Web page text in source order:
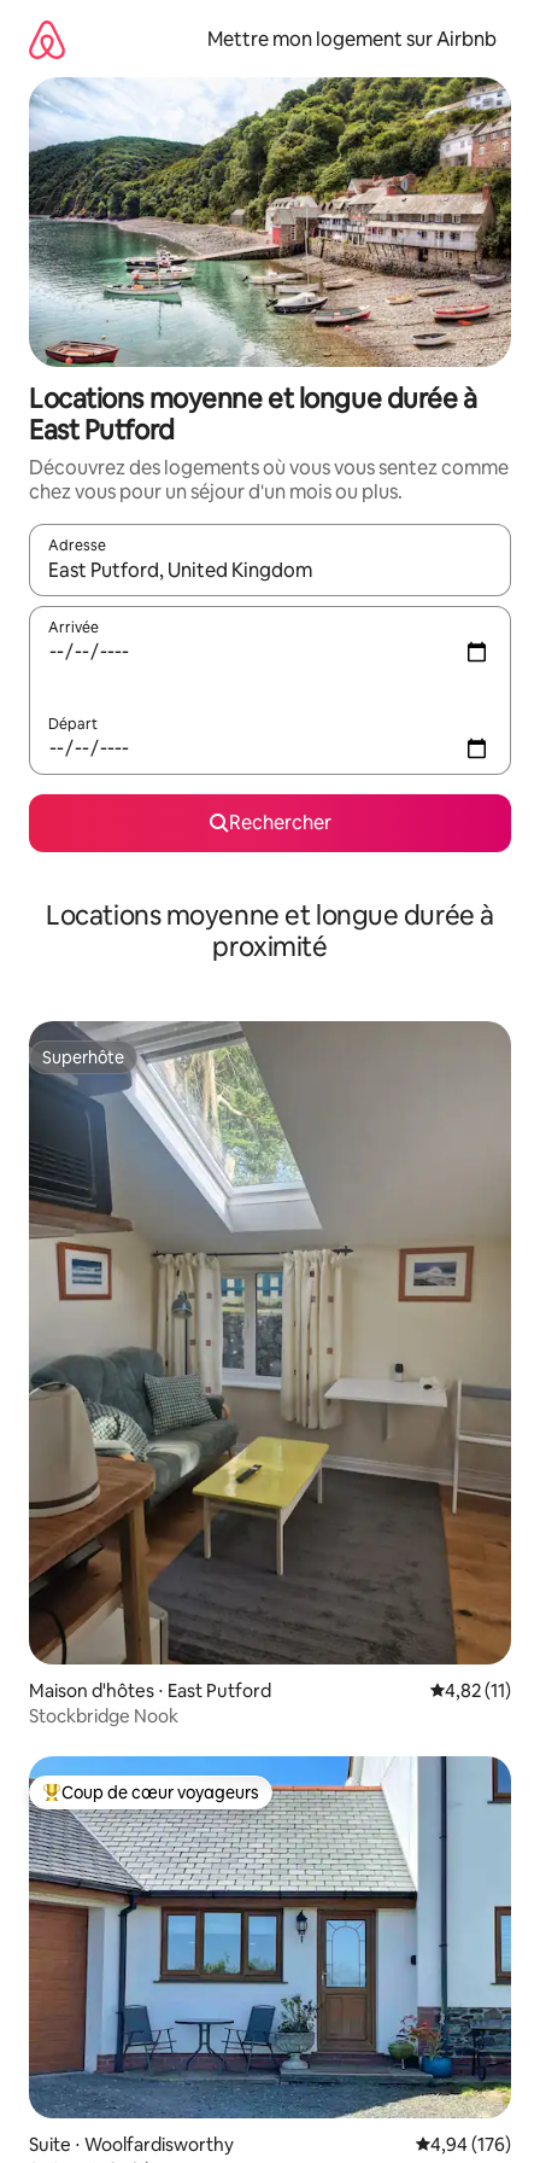
directement
contenu
Mettre mon logement sur Airbnb
Locations moyenne et longue durée à
East Putford
Découvrez des logements où vous vous sentez comme
chez vous pour un séjour d'un mois ou plus.
Adresse
Lorsque les résultats s'affichent, utilisez les flèches vers le
Arrivée
Départ
Rechercher
Locations moyenne et longue durée à
proximité
Superhôte
Superhôte
Maison d'hôtes ⋅ East Putford Évaluation
4,82 (11)
Stockbridge Nook
Coups de cœur voyageurs les plus appréciés
Coup de cœur voyageurs
Suite ⋅ Woolfardisworthy Évaluation
4,94 (176)